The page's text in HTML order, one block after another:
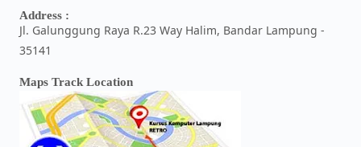
Address :
Jl. Galunggung Raya R.23 Way Halim, Bandar Lampung -
35141
Maps Track Location